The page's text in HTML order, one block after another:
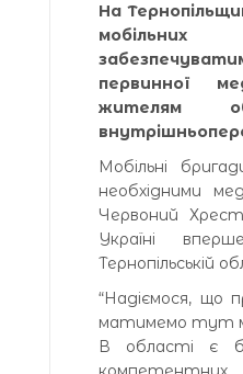
На
первинної
жителям
Мобільні
необхідними
Червоний
Україні
Тернопільській
“Надіємося, що
матимемо тут
В області є